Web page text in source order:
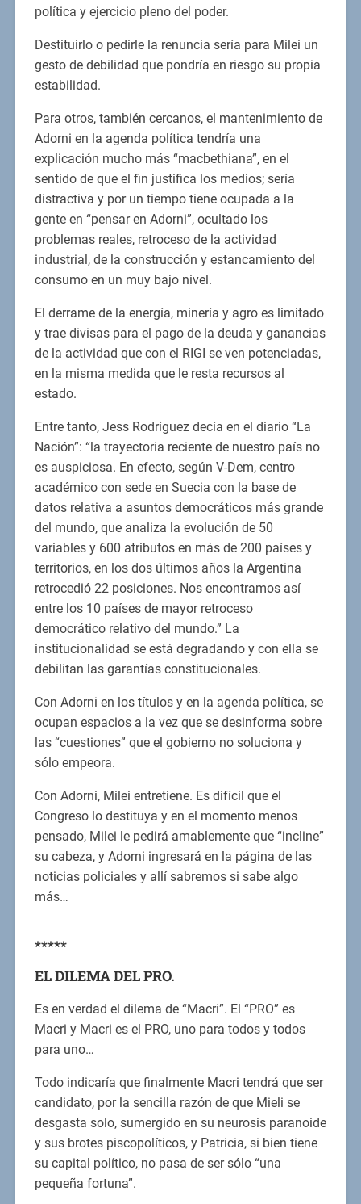
política y ejercicio pleno del poder.
Destituirlo o pedirle la renuncia sería para Milei un
gesto de debilidad que pondría en riesgo su propia
estabilidad.
Para otros, también cercanos, el mantenimiento de
Adorni en la agenda política tendría una
explicación mucho más “macbethiana”, en el
sentido de que el fin justifica los medios; sería
distractiva y por un tiempo tiene ocupada a la
gente en “pensar en Adorni”, ocultado los
problemas reales, retroceso de la actividad
industrial, de la construcción y estancamiento del
consumo en un muy bajo nivel.
El derrame de la energía, minería y agro es limitado
y trae divisas para el pago de la deuda y ganancias
de la actividad que con el RIGI se ven potenciadas,
en la misma medida que le resta recursos al
estado.
Entre tanto, Jess Rodríguez decía en el diario “La
Nación”: “la trayectoria reciente de nuestro país no
es auspiciosa. En efecto, según V-Dem, centro
académico con sede en Suecia con la base de
datos relativa a asuntos democráticos más grande
del mundo, que analiza la evolución de 50
variables y 600 atributos en más de 200 países y
territorios, en los dos últimos años la Argentina
retrocedió 22 posiciones. Nos encontramos así
entre los 10 países de mayor retroceso
democrático relativo del mundo.” La
institucionalidad se está degradando y con ella se
debilitan las garantías constitucionales.
Con Adorni en los títulos y en la agenda política, se
ocupan espacios a la vez que se desinforma sobre
las “cuestiones” que el gobierno no soluciona y
sólo empeora.
Con Adorni, Milei entretiene. Es difícil que el
Congreso lo destituya y en el momento menos
pensado, Milei le pedirá amablemente que “incline”
su cabeza, y Adorni ingresará en la página de las
noticias policiales y allí sabremos si sabe algo
más…
*****
EL DILEMA DEL PRO.
Es en verdad el dilema de “Macri”. El “PRO” es
Macri y Macri es el PRO, uno para todos y todos
para uno…
Todo indicaría que finalmente Macri tendrá que ser
candidato, por la sencilla razón de que Mieli se
desgasta solo, sumergido en su neurosis paranoide
y sus brotes piscopolíticos, y Patricia, si bien tiene
su capital político, no pasa de ser sólo “una
pequeña fortuna”.